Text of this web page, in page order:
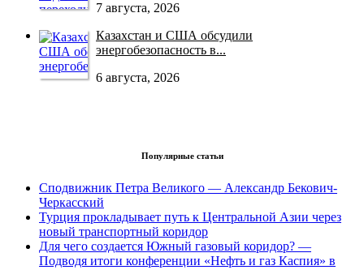
7 августа, 2026
Казахстан и США обсудили
энергобезопасность в...
6 августа, 2026
Популярные статьи
Сподвижник Петра Великого — Александр Бекович-
Черкасский
Турция прокладывает путь к Центральной Азии через
новый транспортный коридор
Для чего создается Южный газовый коридор? —
Подводя итоги конференции «Нефть и газ Каспия» в